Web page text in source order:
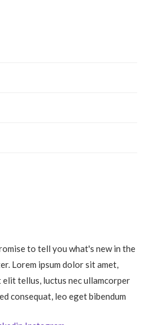
to tell you what's new in the
Lorem ipsum dolor sit amet,
tellus, luctus nec ullamcorper
consequat, leo eget bibendum